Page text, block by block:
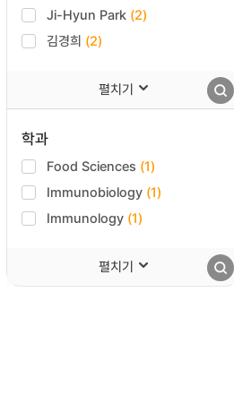
Ji-Hyun Park (2)
김경희 (2)
펼치기
학과
Food Sciences (1)
Immunobiology (1)
Immunology (1)
펼치기